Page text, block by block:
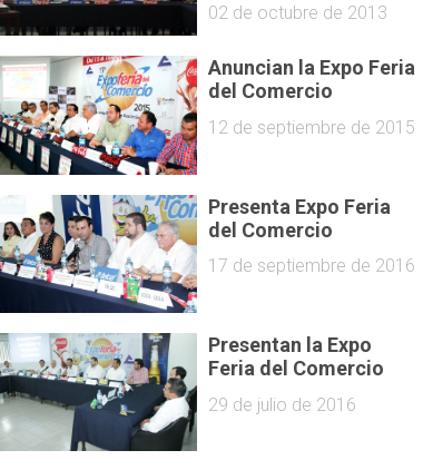
02 de octubre de 2013
Anuncian la Expo Feria
del Comercio
12 de septiembre de 2015
Presenta Expo Feria
del Comercio
17 de septiembre de 2016
Presentan la Expo
Feria del Comercio
29 de julio de 2016